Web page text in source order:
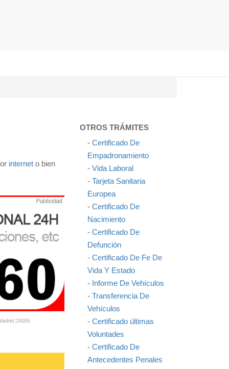
internet o bien
OTROS TRÁMITES
- Certificado De
Empadronamiento
- Vida Laboral
- Tarjeta Sanitaria
Europea
- Certificado De
Nacimiento
- Certificado De
Defunción
- Certificado De Fe De
Vida Y Estado
- Informe De Vehículos
- Transferencia De
Vehículos
- Certificado últimas
Voluntades
- Certificado De
Antecedentes Penales